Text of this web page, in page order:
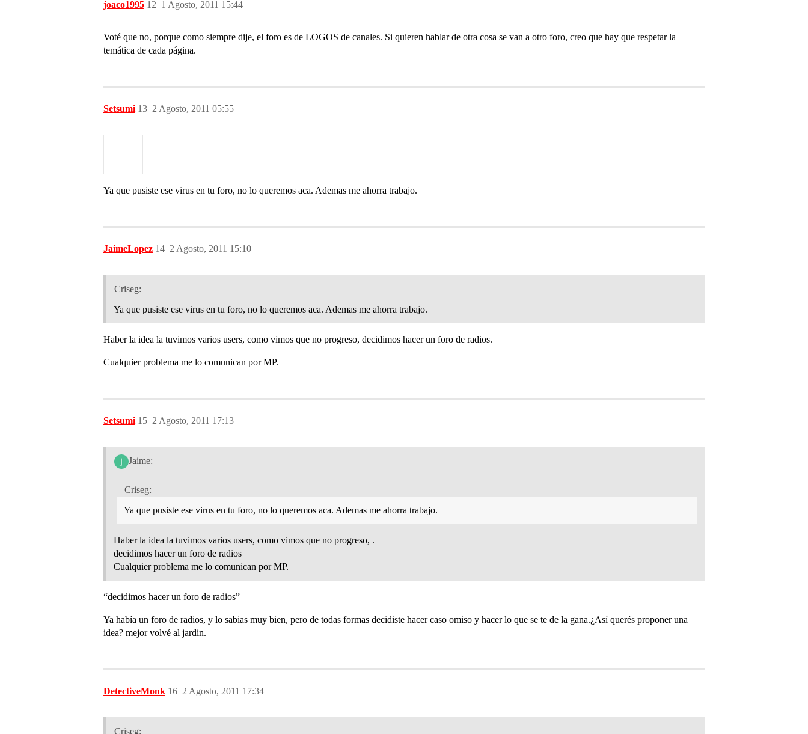
joaco1995 1 Agosto, 2011 15:44
12
Voté que no, porque como siempre dije, el foro es de LOGOS de canales. Si quieren hablar de otra cosa se van a otro foro, creo que hay que respetar la
temática de cada página.
Setsumi 2 Agosto, 2011 05:55
13
Ya que pusiste ese virus en tu foro, no lo queremos aca. Ademas me ahorra trabajo.
JaimeLopez 2 Agosto, 2011 15:10
14
Criseg:
Ya que pusiste ese virus en tu foro, no lo queremos aca. Ademas me ahorra trabajo.
Haber la idea la tuvimos varios users, como vimos que no progreso, decidimos hacer un foro de radios.
Cualquier problema me lo comunican por MP.
Setsumi 2 Agosto, 2011 17:13
15
Jaime:
Criseg:
Ya que pusiste ese virus en tu foro, no lo queremos aca. Ademas me ahorra trabajo.
Haber la idea la tuvimos varios users, como vimos que no progreso, .
decidimos hacer un foro de radios
Cualquier problema me lo comunican por MP.
“decidimos hacer un foro de radios”
Ya había un foro de radios, y lo sabias muy bien, pero de todas formas decidiste hacer caso omiso y hacer lo que se te de la gana.¿Así querés proponer una
idea? mejor volvé al jardin.
DetectiveMonk 2 Agosto, 2011 17:34
16
Criseg: